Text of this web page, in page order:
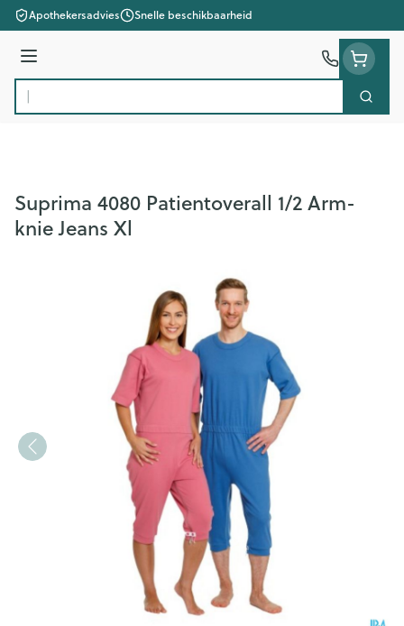
Ga naar de inhoud
Apothekersadvies Snelle beschikbaarheid
Menu
Product, merk, categorie... Zoek
Suprima 4080 Patientoverall 1/2 Arm-
knie Jeans Xl